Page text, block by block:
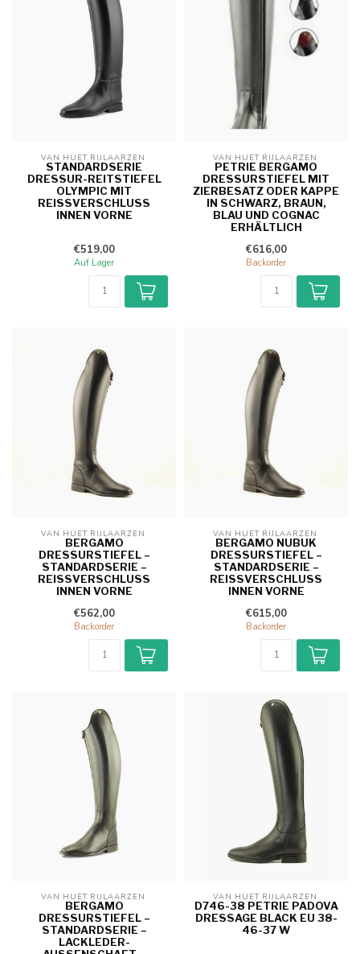
VAN HUET RIJLAARZEN
STANDARDSERIE
DRESSUR-REITSTIEFEL
OLYMPIC MIT
REISSVERSCHLUSS I
NNEN VORNE
€519,00
Auf Lager
VAN HUET RIJLAARZEN
PETRIE BERGAMO
DRESSURSTIEFEL MIT
ZIERBESATZ ODER KAPPE
IN SCHWARZ, BRAUN,
BLAU UND COGNAC
ERHÄLTLICH
€616,00
Backorder
VAN HUET RIJLAARZEN
BERGAMO
DRESSURSTIEFEL –
STANDARDSERIE –
REISSVERSCHLUSS I
NNEN VORNE
€562,00
Backorder
VAN HUET RIJLAARZEN
BERGAMO NUBUK
DRESSURSTIEFEL –
STANDARDSERIE –
REISSVERSCHLUSS I
NNEN VORNE
€615,00
Backorder
VAN HUET RIJLAARZEN
BERGAMO
DRESSURSTIEFEL –
STANDARDSERIE –
LACKLEDER-
VAN HUET RIJLAARZEN
D746-38 PETRIE PADOVA
DRESSAGE BLACK EU 38-
46-37 W